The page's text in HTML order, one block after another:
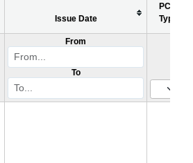
Issue Date
PCN
Type
From
To